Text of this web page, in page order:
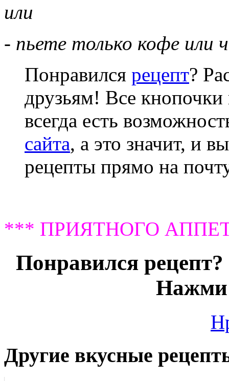
или
- пьете только кофе или
Понравился рецепт?
друзьям! Все кнопочки
всегда есть
сайта, а это значит, и
рецепты прямо на
*** ПРИЯТНОГО
Понравился
Нажми
Другие вкусные